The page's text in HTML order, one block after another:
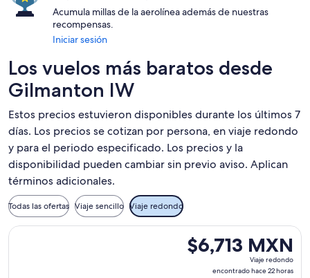
Acumula millas de la aerolínea además de nuestras
recompensas.
Iniciar sesión
Los vuelos más baratos desde
Gilmanton IW
Estos precios estuvieron disponibles durante los últimos 7
días. Los precios se cotizan por persona, en viaje redondo
y para el periodo especificado. Los precios y la
disponibilidad pueden cambiar sin previo aviso. Aplican
términos adicionales.
Todas las ofertas Viaje sencillo Viaje redondo
$6,713 MXN
Viaje
redondo,
$6,713 MXN
Viaje redondo
encontrado hace 22 horas
Seleccionar vuelo de American Airlines, con salida el jue, 3